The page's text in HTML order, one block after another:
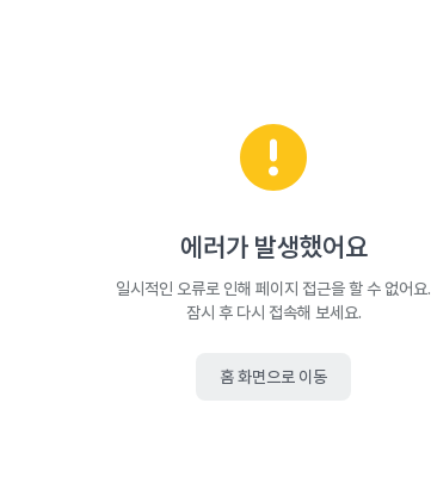
에러가 발생했어요
일시적인 오류로 인해 페이지 접근을 할 수 없어요.
잠시 후 다시 접속해 보세요.
홈 화면으로 이동